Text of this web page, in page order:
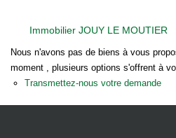
Notre
Nos
Immobilier JOUY LE MOUTIER
Nous n'avons pas de biens à vous
moment , plusieurs options s'offrent à
Transmettez-nous votre demande